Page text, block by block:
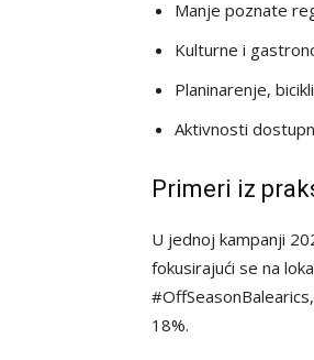
Manje poznate
Kulturne i
Planinarenje,
Aktivnosti
Primeri iz
U jednoj kampanji
fokusirajući se na
18%.